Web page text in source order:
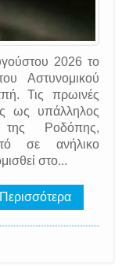
2026 το
Αστυνομικού
Τις πρωινές
ως υπάλληλος
της Ροδόπης,
σε ανήλικο
στο...
Περισσότερα